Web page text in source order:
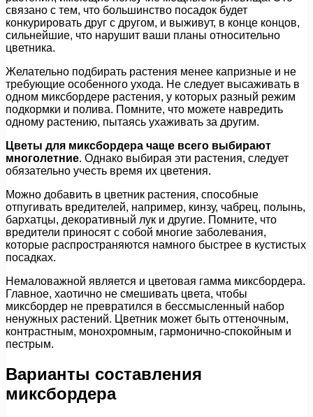
связано с тем, что большинство посадок будет
конкурировать друг с другом, и выживут, в конце концов,
сильнейшие, что нарушит ваши планы относительно
цветника.
Желательно подбирать растения менее капризные и не
требующие особенного ухода. Не следует высаживать в
одном миксбордере растения, у которых разный режим
подкормки и полива. Помните, что можете навредить
одному растению, пытаясь ухаживать за другим.
Цветы для миксбордера чаще всего выбирают
многолетние. Однако выбирая эти растения, следует
обязательно учесть время их цветения.
Можно добавить в цветник растения, способные
отпугивать вредителей, например, кинзу, чабрец, полынь,
бархатцы, декоративный лук и другие. Помните, что
вредители приносят с собой многие заболевания,
которые распространяются намного быстрее в кустистых
посадках.
Немаловажной является и цветовая гамма миксбордера.
Главное, хаотично не смешивать цвета, чтобы
миксбордер не превратился в бессмысленный набор
ненужных растений. Цветник может быть оттеночным,
контрастным, монохромным, гармонично-спокойным и
пестрым.
Варианты составления
миксбордера